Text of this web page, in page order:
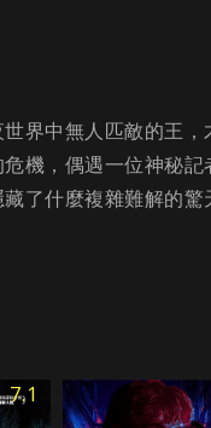
界中無人匹敵的王，
機，偶遇一位神秘記
了什麼複雜難解的驚
7.1